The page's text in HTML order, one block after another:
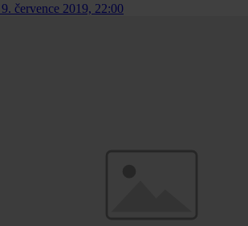
9. července 2019, 22:00